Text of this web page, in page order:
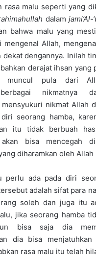
rasa malu seperti yang
dalam jami’Al-‘
bahwa malu yang mesti
mengenal Allah,
dekat dengannya. Inilah
bahkan derajat ihsan yang
muncul pula dari
berbagai nikmatnya
mensyukuri nikmat Allah
diri seorang hamba,
itu tidak berbuah
akan bisa mencegah
diharamkan oleh Allah
perlu ada pada diri
adalah sifat para
soleh dan juga itu
, jika seorang hamba
bisa saja dia
dia bisa menjatuhkan
rasa malu itu telah